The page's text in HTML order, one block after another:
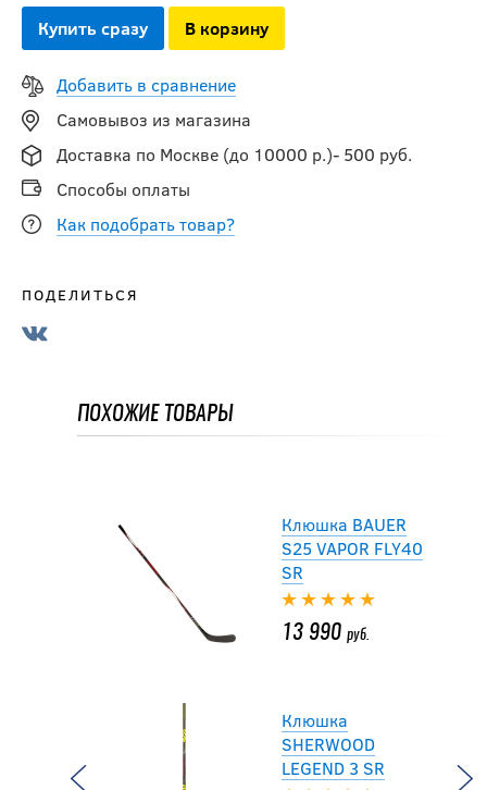
Купить сразу В корзину
Добавить в сравнение
Самовывоз из магазина
Доставка по Москве (до 10000 р.)- 500 руб.
Способы оплаты
Как подобрать товар?
ПОДЕЛИТЬСЯ
ПОХОЖИЕ ТОВАРЫ
Клюшка BAUER
S25 VAPOR FLY40
SR
13 990 руб.
Клюшка
SHERWOOD
LEGEND 3 SR